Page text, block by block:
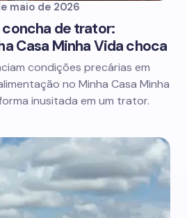
maio de 2026
de trator:
Casa Minha Vida choca
condições precárias em
no Minha Casa Minha
inusitada em um trator.